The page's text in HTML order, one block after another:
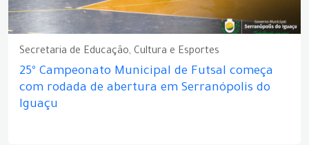
Secretaria de Educação, Cultura e Esportes
25º Campeonato Municipal de Futsal começa
com rodada de abertura em Serranópolis do
Iguaçu